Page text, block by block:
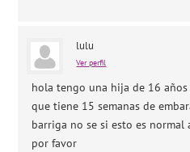
lulu
Ver perfil
hola tengo una hija de 16
que tiene 15 semanas de
barriga no se si esto es
por favor